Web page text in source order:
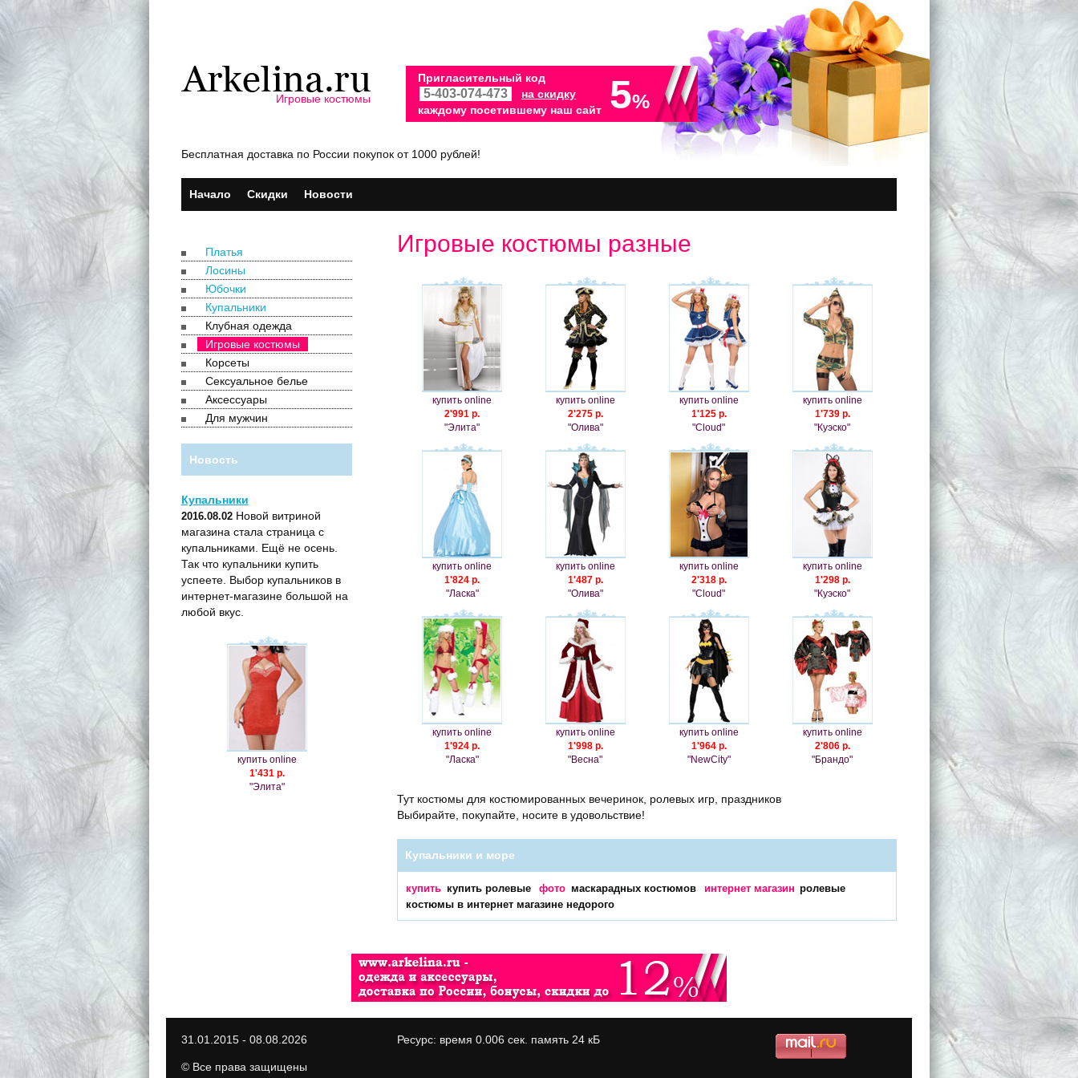
Игровые костюмы
Пригласительный код
на скидку
каждому посетившему наш сайт
5%
Бесплатная доставка по России покупок от 1000 рублей!
Начало Скидки Новости
Платья
Лосины
Юбочки
Купальники
Клубная одежда
Игровые костюмы
Корсеты
Сексуальное белье
Аксессуары
Для мужчин
Новость
Купальники
2016.08.02Новой витриной
магазина стала страница с
купальниками. Ещё не осень.
Так что купальники купить
успеете. Выбор купальников в
интернет-магазине большой на
любой вкус.
купить online
1'431 р.
"Элита"
Игровые костюмы разные
купить online
2'991 р.
"Элита"
купить online
2'275 р.
"Олива"
купить online
1'125 р.
"Cloud"
купить online
1'739 р.
"Куэско"
купить online
1'824 р.
"Ласка"
купить online
1'487 р.
"Олива"
купить online
2'318 р.
"Cloud"
купить online
1'298 р.
"Куэско"
купить online
1'924 р.
"Ласка"
купить online
1'998 р.
"Весна"
купить online
1'964 р.
"NewCity"
купить online
2'806 р.
"Брандо"
Тут костюмы для костюмированных вечеринок, ролевых игр, праздников
Выбирайте, покупайте, носите в удовольствие!
Купальники и море
купить купить ролевые фото маскарадных костюмов интернет магазин ролевые
костюмы в интернет магазине недорого
31.01.2015 - 08.08.2026
© Все права защищены
Ресурс: время 0.006 сек. память 24 кБ